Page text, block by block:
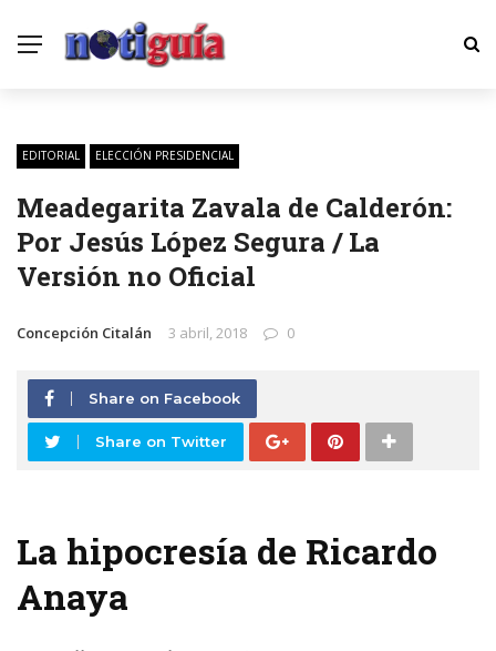
EDITORIAL ELECCIÓN PRESIDENCIAL
Meadegarita Zavala de Calderón:
Por Jesús López Segura / La
Versión no Oficial
Concepción Citalán 3 abril, 2018 0
Share on Facebook
Share on Twitter
La hipocresía de Ricardo
Anaya